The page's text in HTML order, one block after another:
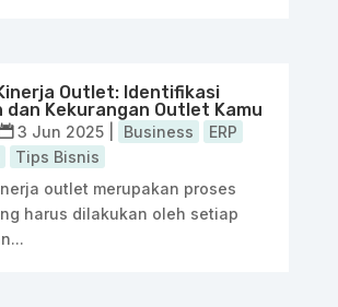
Outlet: Identifikasi
dan Kekurangan Outlet Kamu
3 Jun 2025| Business
ERP
Tips Bisnis
outlet merupakan proses
harus dilakukan oleh setiap